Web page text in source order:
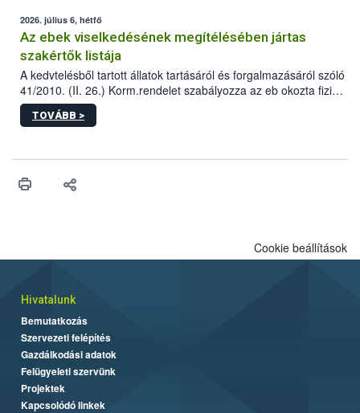
2026. július 6, hétfő
Az ebek viselkedésének megítélésében jártas
szakértők listája
A kedvtelésből tartott állatok tartásáról és forgalmazásáról szóló
41/2010. (II. 26.) Korm.rendelet szabályozza az eb okozta fizikai
sérülés, illetve ennek veszélye keletkezésekor felmerülő
hatósági feladatokat, valamint a veszélyes eb tartását és annak
TOVÁBB >
Cookie beállítások
Hivatalunk
Bemutatkozás
Szervezeti felépítés
Gazdálkodási adatok
Felügyeleti szervünk
Projektek
Kapcsolódó linkek